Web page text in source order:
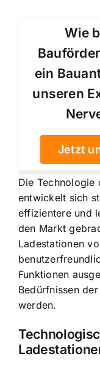
Wie
ein
unseren
Jetzt
Die Technologie
entwickelt sich
effizientere und
den Markt
Ladestationen
Funktionen
Bedürfnissen
werden.